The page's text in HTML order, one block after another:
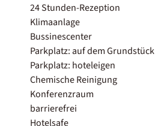
24 Stunden-Rezeption
Klimaanlage
Bussinescenter
Parkplatz: auf dem Grundstück
Parkplatz: hoteleigen
Chemische Reinigung
Konferenzraum
barrierefrei
Hotelsafe